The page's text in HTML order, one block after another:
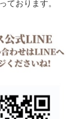
ております。